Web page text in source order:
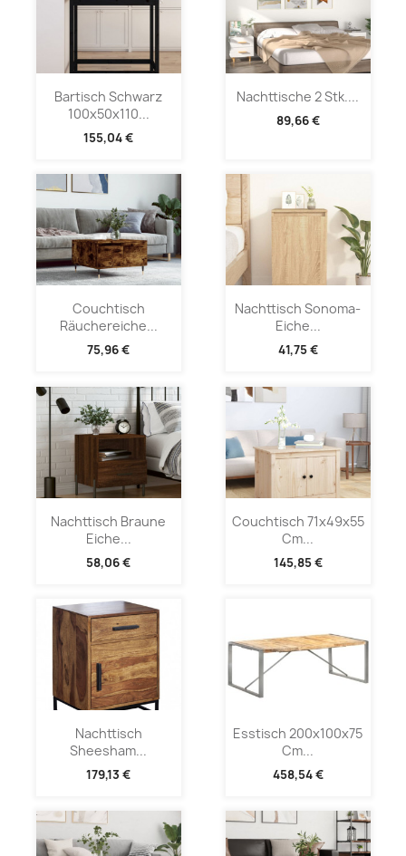
Bartisch Schwarz
100x50x110...
155,04 €
Nachttische 2 Stk....
89,66 €
Couchtisch
Räuchereiche...
75,96 €
Nachttisch Sonoma-
Eiche...
41,75 €
Nachttisch Braune
Eiche...
58,06 €
Couchtisch 71x49x55
Cm...
145,85 €
Nachttisch
Sheesham...
179,13 €
Esstisch 200x100x75
Cm...
458,54 €